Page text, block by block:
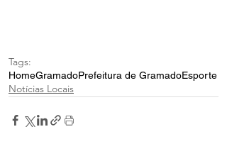
Tags:
HomeGramadoPrefeitura de GramadoEsporte
Notícias Locais